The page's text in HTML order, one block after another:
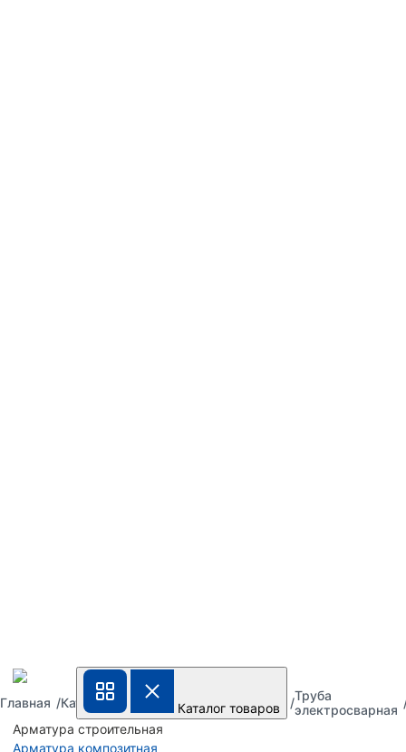
Каталог товаров
Арматура строительная
Арматура композитная
Главная Каталог
Труба
металлическая
стальная
Труба
электросварная